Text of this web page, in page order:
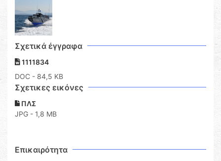
Σχετικά έγγραφα
1111834
DOC - 84,5 KB
Σχετικες εικόνες
ΠΛΣ
JPG - 1,8 MB
Επικαιρότητα